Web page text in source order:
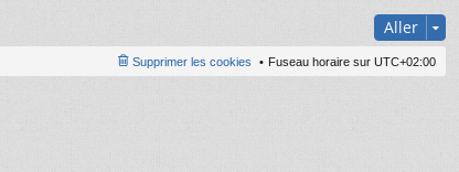
Aller
Fuseau horaire sur UTC+02:00
Supprimer les cookies